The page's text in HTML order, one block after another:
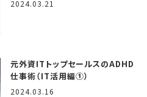
2024.03.21
元外資ITトップセールスのADHD
仕事術（IT活用編①）
2024.03.16